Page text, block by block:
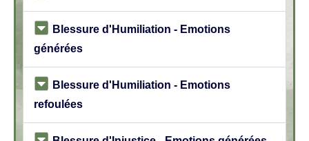
Blessure d'Humiliation - Emotions
générées
Blessure d'Humiliation - Emotions
refoulées